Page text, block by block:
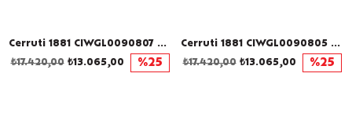
Cerruti 1881 CIWGL0090807 Otomatik Erkek Kol Saati
₺13.065,00
₺17.420,00 %25
Cerruti 1881 CIWGL0090805 Otomatik Erkek Kol Saati
₺13.065,00
₺17.420,00 %25